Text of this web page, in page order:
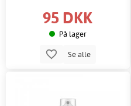
95 DKK
På lager
Se alle